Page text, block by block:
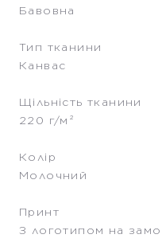
Бавовна
Тип тканини
Канвас
Щільність тканини
220 г/м²
Колір
Молочний
Принт
З логотипом на